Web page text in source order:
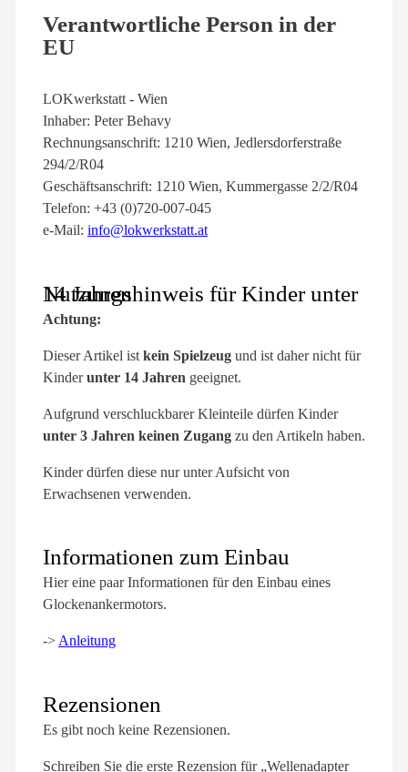
Verantwortliche Person in der
EU
LOKwerkstatt - Wien
Inhaber: Peter Behavy
Rechnungsanschrift: 1210 Wien, Jedlersdorferstraße
294/2/R04
Geschäftsanschrift: 1210 Wien, Kummergasse 2/2/R04
Telefon: +43 (0)720-007-045
e-Mail: info@lokwerkstatt.at
Nutzungshinweis für Kinder unter 14 Jahren
Achtung:
Dieser Artikel ist kein Spielzeug und ist daher nicht für
Kinderunter 14 Jahren geeignet.
Aufgrund verschluckbarer Kleinteile dürfen Kinder
unter 3 Jahren keinen Zugang zu den Artikeln haben.
Kinder dürfen diese nur unter Aufsicht von
Erwachsenen verwenden.
Informationen zum Einbau
Hier eine paar Informationen für den Einbau eines
Glockenankermotors.
-> Anleitung
Rezensionen
Es gibt noch keine Rezensionen.
Schreiben Sie die erste Rezension für „Wellenadapter